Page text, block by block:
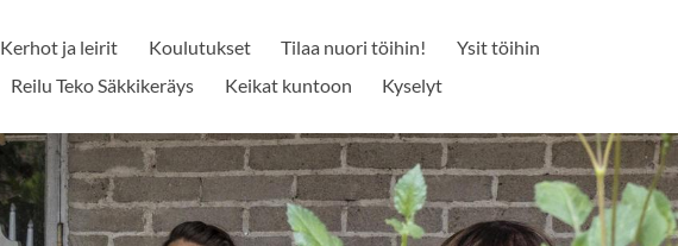
Kerhot ja leirit Koulutukset Tilaa nuori töihin!
Ysit töihin
Reilu Teko Säkkikeräys Keikat kuntoon Kyselyt